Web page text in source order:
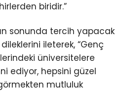
biridir.”
sonunda tercih yapacak
ileterek, “Genç
üniversitelere
ediyor, hepsini güzel
mutluluk